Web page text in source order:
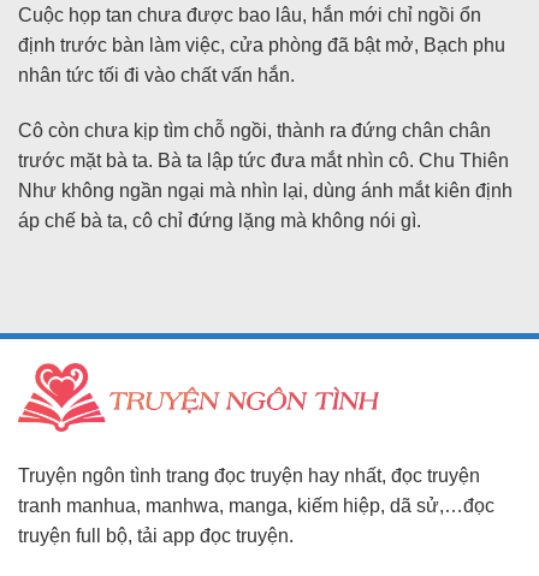
Cuộc họp tan chưa được bao lâu, hắn mới chỉ ngồi ổn
định trước bàn làm việc, cửa phòng đã bật mở, Bạch phu
nhân tức tối đi vào chất vấn hắn.
Cô còn chưa kịp tìm chỗ ngồi, thành ra đứng chân chân
trước mặt bà ta. Bà ta lập tức đưa mắt nhìn cô. Chu Thiên
Như không ngần ngại mà nhìn lại, dùng ánh mắt kiên định
áp chế bà ta, cô chỉ đứng lặng mà không nói gì.
Truyện ngôn tình trang đọc truyện hay nhất, đọc truyện
tranh manhua, manhwa, manga, kiếm hiệp, dã sử,…đọc
truyện full bộ, tải app đọc truyện.